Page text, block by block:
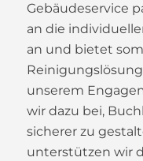
Gebäudeservice
an die
an und bietet
unserem
wir dazu bei,
sicherer zu
unterstützen wir